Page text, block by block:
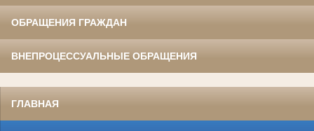
ОБРАЩЕНИЯ ГРАЖДАН
ВНЕПРОЦЕССУАЛЬНЫЕ ОБРАЩЕНИЯ
ГЛАВНАЯ